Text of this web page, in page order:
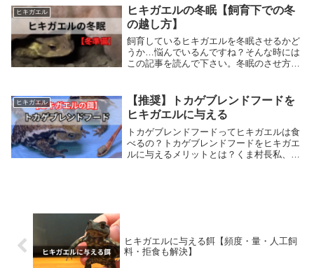
す。・YouTubeチャンネル 登録者2000人
突破し...
ヒキガエル
ヒキガエルの冬眠【飼育下での冬
の越し方】
飼育しているヒキガエルを冬眠させるかど
うか…悩んでいるんですね？そんな時には
この記事を読んで下さい。冬眠のさせ方を
り方をまとめました。この記事を読むこと
で、ヒキガエル飼育の冬の悩みは解決で
す。
ヒキガエル
【推奨】トカゲブレンドフードを
ヒキガエルに与える
トカゲブレンドフードってヒキガエルは食
べるの？トカゲブレンドフードをヒキガエ
ルに与えるメリットとは？くま村長私、く
ヒキガエルに与える餌【頻度・量・人工飼
料・拒食も解決】